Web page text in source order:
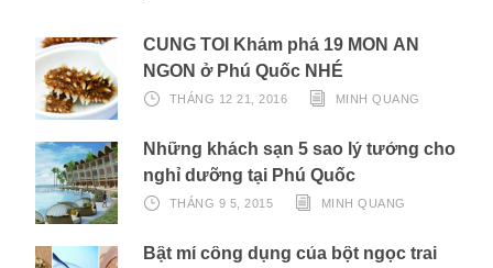
CÙNG TÔI Khám phá 19 MÓN ĂN
NGON ở Phú Quốc NHÉ
THÁNG 12 21, 2016 MINH QUANG
Những khách sạn 5 sao lý tưởng cho
nghỉ dưỡng tại Phú Quốc
THÁNG 9 5, 2015 MINH QUANG
Bật mí công dụng của bột ngọc trai